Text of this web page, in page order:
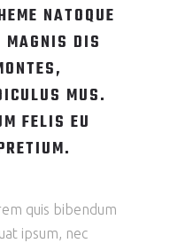
NATOQUE
MAGNIS DIS
MUS.
FELIS EU
quis bibendum
ipsum, nec